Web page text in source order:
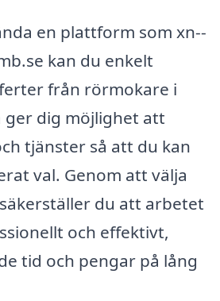
en plattform som xn--
kan du enkelt
från rörmokare i
ger dig möjlighet att
tjänster så att du kan
val. Genom att välja
du att arbetet
och effektivt,
tid och pengar på lång